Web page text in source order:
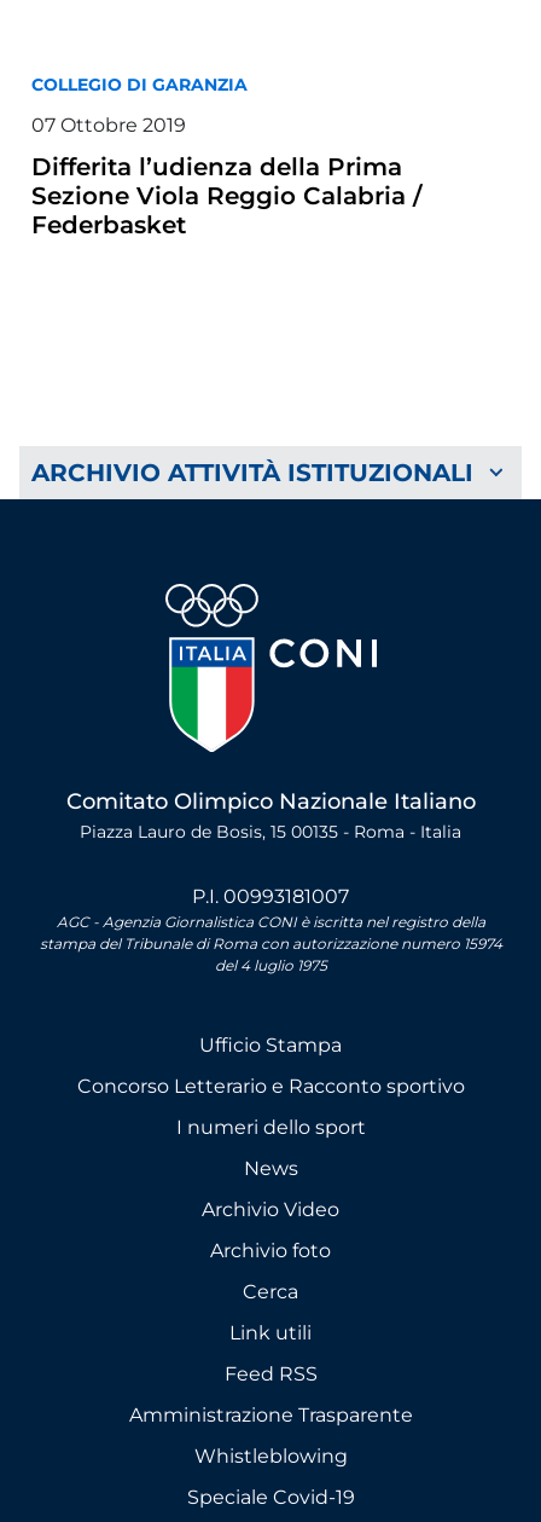
COLLEGIO DI GARANZIA
07 Ottobre 2019
Differita l’udienza della Prima
Sezione Viola Reggio Calabria /
Federbasket
ARCHIVIO ATTIVITÀ ISTITUZIONALI
Comitato Olimpico Nazionale Italiano
Piazza Lauro de Bosis, 15 00135 - Roma - Italia
P.I. 00993181007
AGC - Agenzia Giornalistica CONI è iscritta nel registro della
stampa del Tribunale di Roma con autorizzazione numero 15974
del 4 luglio 1975
Ufficio Stampa
Concorso Letterario e Racconto sportivo
I numeri dello sport
News
Archivio Video
Archivio foto
Cerca
Link utili
Feed RSS
Amministrazione Trasparente
Whistleblowing
Speciale Covid-19